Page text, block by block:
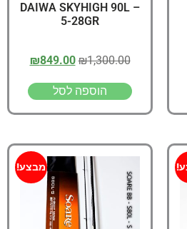
DAIWA SKYHIGH 90L –
5-28GR
₪1,300.00
₪849.00
הוספה לסל
מבצע!